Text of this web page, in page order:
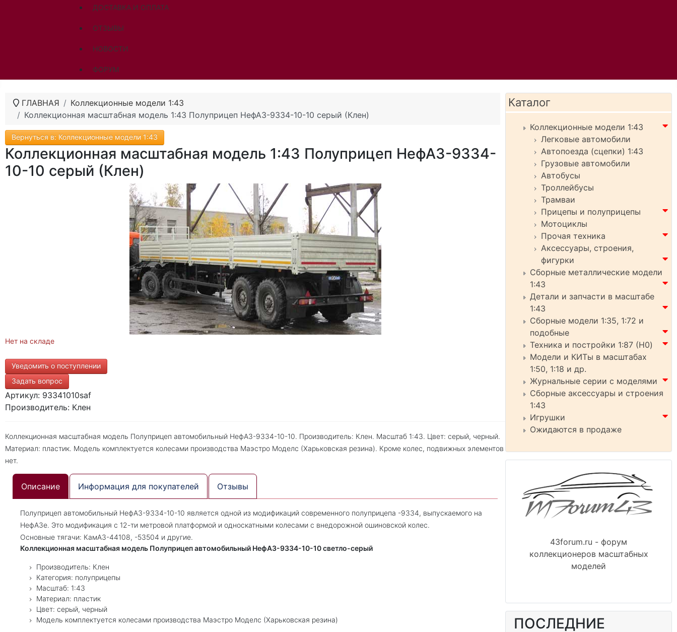
ДОСТАВКА И ОПЛАТА
ОТЗЫВЫ
НОВОСТИ
ФОРУМ
ГЛАВНАЯ
Коллекционные модели 1:43
Коллекционная масштабная модель 1:43 Полуприцеп НефАЗ-9334-10-10 серый (Клен)
Вернуться в: Коллекционные модели 1:43
Коллекционная масштабная модель 1:43 Полуприцеп НефАЗ-9334-
10-10 серый (Клен)
Нет на складе
Уведомить о поступлении
Задать вопрос
Артикул: 93341010saf
Производитель: Клен
Коллекционная масштабная модель Полуприцеп автомобильный НефАЗ-9334-10-10. Производитель: Клен. Масштаб 1:43. Цвет: серый, черный.
Материал: пластик. Модель комплектуется колесами производства Маэстро Моделс (Харьковская резина). Кроме колес, подвижных элементов
нет.
Описание Информация для покупателей Отзывы
Полуприцеп автомобильный НефАЗ-9334-10-10 является одной из модификаций современного полуприцепа -9334, выпускаемого на
НефАЗе. Это модификация с 12-ти метровой платформой и односкатными колесами с внедорожной ошиновской колес.
Основные тягачи: КамАЗ-44108, -53504 и другие.
Коллекционная масштабная модель Полуприцеп автомобильный НефАЗ-9334-10-10 светло-серый
Производитель: Клен
Категория: полуприцепы
Масштаб: 1:43
Материал: пластик
Цвет: серый, черный
Модель комплектуется колесами производства Маэстро Моделс (Харьковская резина)
Каталог
Коллекционные модели 1:43
Легковые автомобили
Автопоезда (сцепки) 1:43
Грузовые автомобили
Автобусы
Троллейбусы
Трамваи
Прицепы и полуприцепы
Мотоциклы
Прочая техника
Аксессуары, строения,
фигурки
Сборные металлические модели
1:43
Детали и запчасти в масштабе
1:43
Сборные модели 1:35, 1:72 и
подобные
Техника и постройки 1:87 (H0)
Модели и КИТы в масштабах
1:50, 1:18 и др.
Журнальные серии с моделями
Сборные аксессуары и строения
1:43
Игрушки
Ожидаются в продаже
43forum.ru - форум
коллекционеров масштабных
моделей
ПОСЛЕДНИЕ